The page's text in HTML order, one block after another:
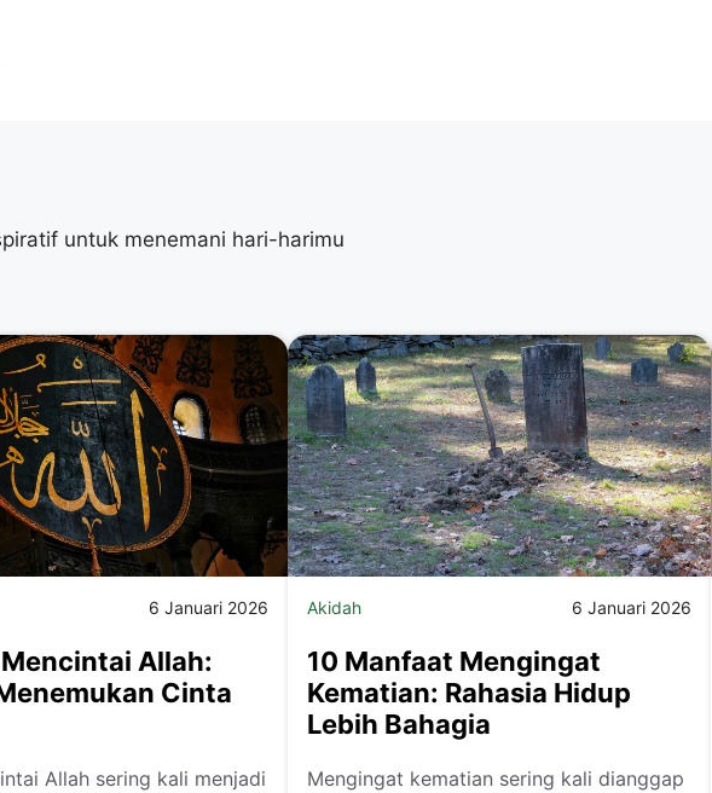
untuk menemani hari-harimu
6 Januari 2026
Allah:
Cinta
Allah sering kali menjadi
Akidah 6 Januari 2026
10 Manfaat Mengingat
Kematian: Rahasia Hidup
Lebih Bahagia
Mengingat kematian sering kali dianggap